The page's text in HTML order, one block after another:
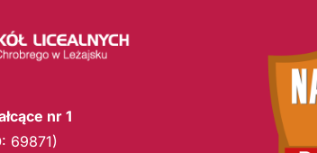
nr 1
69871)